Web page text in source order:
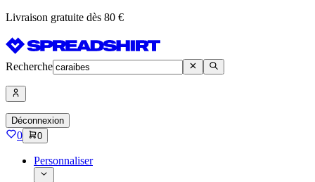
Livraison gratuite dès 80 €
Recherche
Déconnexion
0 0
Personnaliser